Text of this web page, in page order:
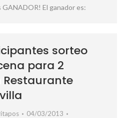
GANADOR! El ganador es:
sorteo
para 2
Restaurante
04/03/2013